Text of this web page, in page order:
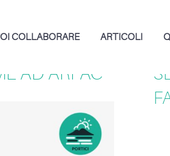
COLLABORARE ARTICOLI
AD ARPAC